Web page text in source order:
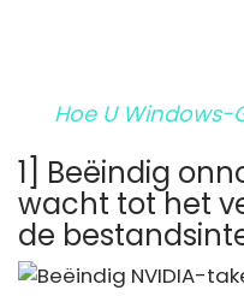
Hoe U
1] Beëindig
wacht tot het
de